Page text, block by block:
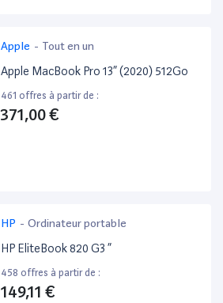
Apple - Tout en un
Apple MacBook Pro 13” (2020) 512Go
461 offres à partir de :
371,00 €
HP - Ordinateur portable
HP EliteBook 820 G3 ”
458 offres à partir de :
149,11 €